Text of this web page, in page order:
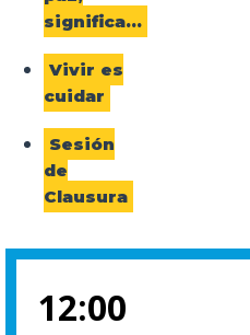
significa…
Vivir es
cuidar
Sesión
de
Clausura
12:00